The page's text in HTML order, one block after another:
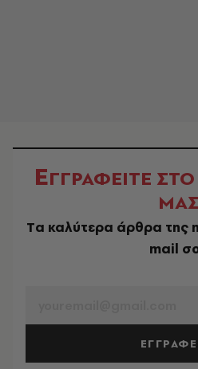
ΕΓΓΡΑΦΕΙΤΕ ΣΤΟ
ΜΑΣ
Tα καλύτερα άρθρα της
mail